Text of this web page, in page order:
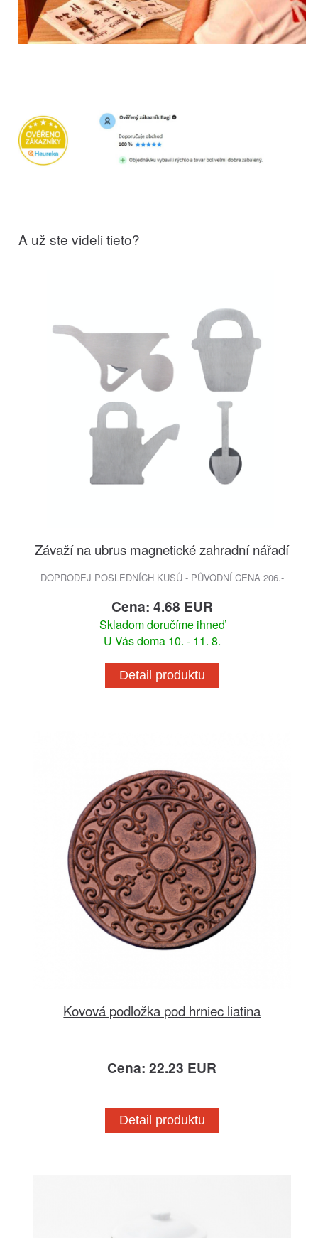
A už ste videli tieto?
Závaží na ubrus magnetické zahradní nářadí
DOPRODEJ POSLEDNÍCH KUSŮ - PŮVODNÍ CENA 206.-
Cena: 4.68 EUR
Skladom doručíme ihneď
U Vás doma 10. - 11. 8.
Detail produktu
Kovová podložka pod hrniec liatina
Cena: 22.23 EUR
Detail produktu